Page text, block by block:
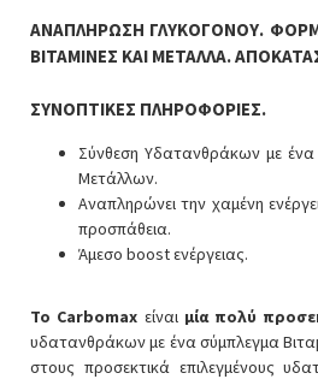
ΑΝΑΠΛΗΡΩΣΗ ΓΛΥΚΟΓΟΝΟΥ.
ΒΙΤΑΜΙΝΕΣ ΚΑΙ ΜΕΤΑΛΛΑ.
ΣΥΝΟΠΤΙΚΕΣ ΠΛΗΡΟΦΟΡΙΕΣ.
Σύνθεση Υδατανθράκων με ένα
Μετάλλων.
Αναπληρώνει την χαμένη
προσπάθεια.
Άμεσο boost ενέργειας.
Το Carbomax είναι μία πολύ
υδατανθράκων με ένα σύμπλεγμα
στους προσεκτικά επιλεγμένους